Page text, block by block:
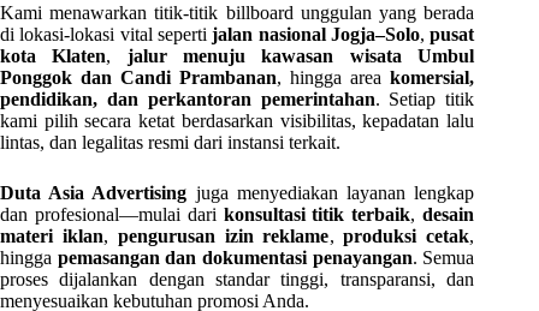
Kami menawarkan titik-titik billboard unggulan yang berada
di lokasi-lokasi vital sepertijalan nasional Jogja–Solo,pusat
kota Klaten, jalur menuju kawasan wisata Umbul
Ponggok dan Candi Prambanan, hingga areakomersial,
pendidikan, dan perkantoran pemerintahan. Setiap titik
kami pilih secara ketat berdasarkan visibilitas, kepadatan lalu
lintas, dan legalitas resmi dari instansi terkait.
Duta Asia Advertising juga menyediakan layanan lengkap
dan profesional—mulai dari konsultasi titik terbaik,desain
materi iklan, pengurusan izin reklame,produksi cetak,
hingga pemasangan dan dokumentasi penayangan. Semua
proses dijalankan dengan standar tinggi, transparansi, dan
menyesuaikan kebutuhan promosi Anda.